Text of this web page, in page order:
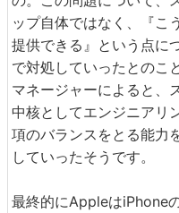
ップ自体ではなく、『こ
提供できる』という点に
で対処していったとのこ
マネージャーによると、
中核としてエンジニアリ
項のバランスをとる能力
していったそうです。
最終的にAppleはiPhone